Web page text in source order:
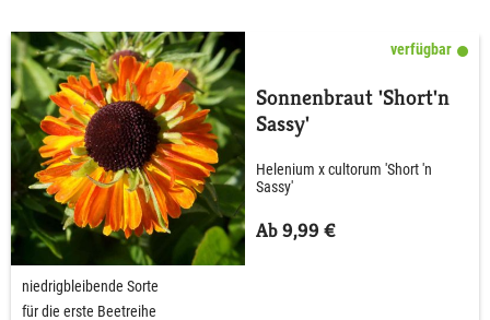
verfügbar
Sonnenbraut 'Short'n
Sassy'
Helenium x cultorum 'Short 'n
Sassy'
Ab 9,99 €
niedrigbleibende Sorte
für die erste Beetreihe